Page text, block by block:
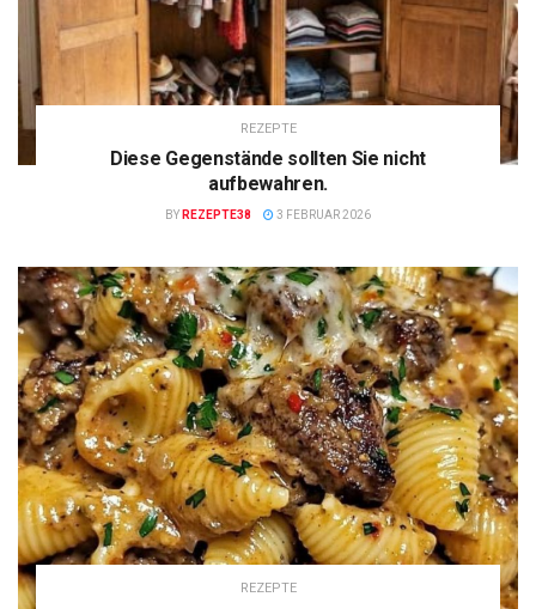
REZEPTE
Diese Gegenstände sollten Sie nicht
aufbewahren.
BY REZEPTE38 3 FEBRUAR 2026
REZEPTE